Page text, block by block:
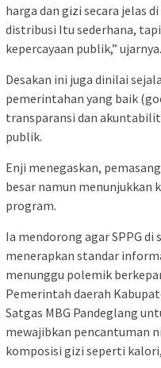
harga dan gizi secara jelas
distribusi Itu sederhana,
kepercayaan publik,” ujarnya.
Desakan ini juga dinilai
pemerintahan yang baik
transparansi dan
publik.
Enji menegaskan,
besar namun
program.
Ia mendorong agar SPPG
menerapkan standar
menunggu polemik
Pemerintah daerah
Satgas MBG Pandeglang
mewajibkan pencantuman
komposisi gizi seperti